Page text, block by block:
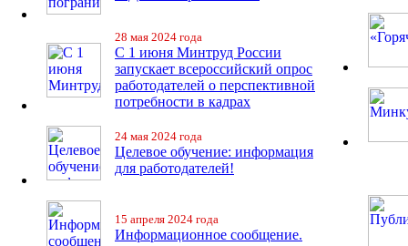
28 мая 2024 года
С 1 июня Минтруд России
запускает всероссийский опрос
работодателей о перспективной
потребности в кадрах
24 мая 2024 года
Целевое обучение: информация
для работодателей!
15 апреля 2024 года
Информационное сообщение.